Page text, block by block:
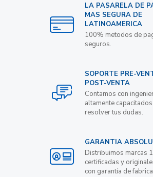
LA PASARELA DE
MAS SEGURA DE
LATINOAMERICA
100% metodos de
seguros.
SOPORTE PRE-
POST-VENTA
Contamos con
altamente
resolver tus dudas.
GARANTIA
Distribuimos marcas
certificadas y
con garantía de